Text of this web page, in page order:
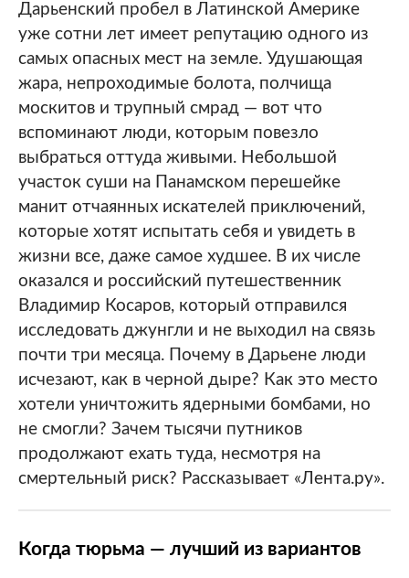
Дарьенский пробел в Латинской Америке
уже сотни лет имеет репутацию одного из
самых опасных мест на земле. Удушающая
жара, непроходимые болота, полчища
москитов и трупный смрад ― вот что
вспоминают люди, которым повезло
выбраться оттуда живыми. Небольшой
участок суши на Панамском перешейке
манит отчаянных искателей приключений,
которые хотят испытать себя и увидеть в
жизни все, даже самое худшее. В их числе
оказался и российский путешественник
Владимир Косаров, который отправился
исследовать джунгли и не выходил на связь
почти три месяца. Почему в Дарьене люди
исчезают, как в черной дыре? Как это место
хотели уничтожить ядерными бомбами, но
не смогли? Зачем тысячи путников
продолжают ехать туда, несмотря на
смертельный риск? Рассказывает «Лента.ру».
Когда тюрьма ― лучший из вариантов